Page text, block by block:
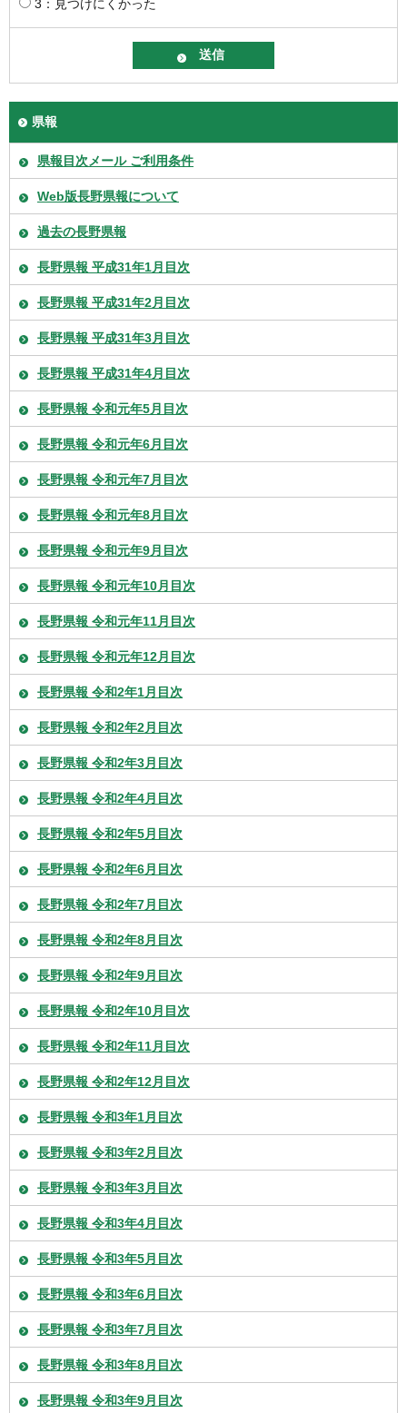
3：見つけにくかった
県報
県報目次メール ご利用条件
Web版長野県報について
過去の長野県報
長野県報 平成31年1月目次
長野県報 平成31年2月目次
長野県報 平成31年3月目次
長野県報 平成31年4月目次
長野県報 令和元年5月目次
長野県報 令和元年6月目次
長野県報 令和元年7月目次
長野県報 令和元年8月目次
長野県報 令和元年9月目次
長野県報 令和元年10月目次
長野県報 令和元年11月目次
長野県報 令和元年12月目次
長野県報 令和2年1月目次
長野県報 令和2年2月目次
長野県報 令和2年3月目次
長野県報 令和2年4月目次
長野県報 令和2年5月目次
長野県報 令和2年6月目次
長野県報 令和2年7月目次
長野県報 令和2年8月目次
長野県報 令和2年9月目次
長野県報 令和2年10月目次
長野県報 令和2年11月目次
長野県報 令和2年12月目次
長野県報 令和3年1月目次
長野県報 令和3年2月目次
長野県報 令和3年3月目次
長野県報 令和3年4月目次
長野県報 令和3年5月目次
長野県報 令和3年6月目次
長野県報 令和3年7月目次
長野県報 令和3年8月目次
長野県報 令和3年9月目次